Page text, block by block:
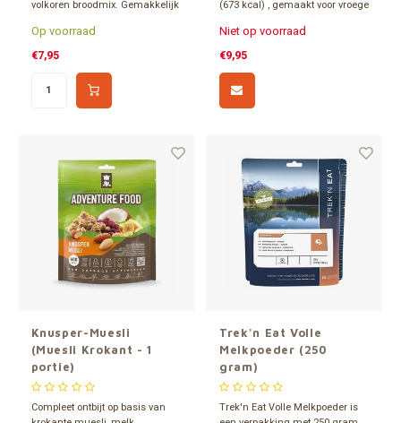
volkoren broodmix. Gemakkelijk
toevoegen, kneden en bakken.
Op voorraad
€7,95
(673 kcal) , gemaakt voor vroege
buitenlucht. Lichtgewicht en
eenvoudig te bereiden; het geeft
je constante energie op de
momenten dat je die het hardst
nodig hebt.
Niet op voorraad
€9,95
Knusper-Muesli
(Muesli Krokant - 1
portie)
Compleet ontbijt op basis van
Trek'n Eat Volle
Melkpoeder (250
gram)
Trek'n Eat Volle Melkpoeder is